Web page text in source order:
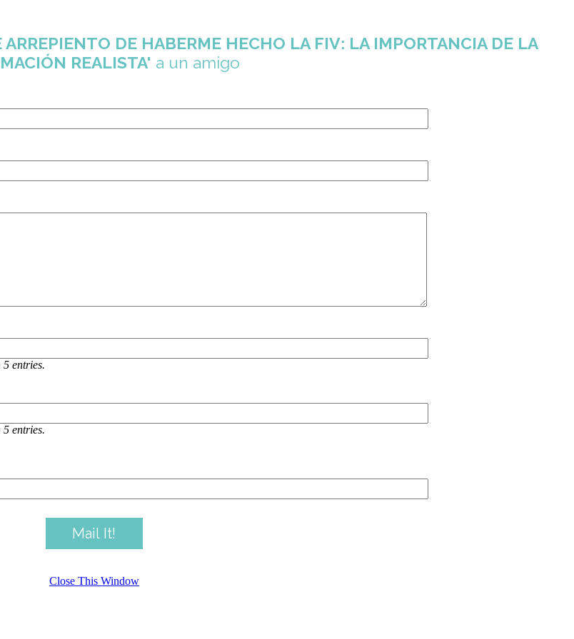
ARREPIENTO DE HABERME HECHO LA FIV: LA IMPORTANCIA DE LA
REALISTA' a un amigo
entries.
entries.
Close This Window